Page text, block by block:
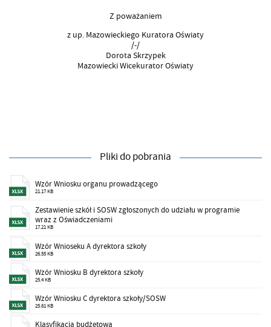
Z poważaniem
z up. Mazowieckiego Kuratora Oświaty
/-/
Dorota Skrzypek
Mazowiecki Wicekurator Oświaty
Pliki do pobrania
Wzór Wniosku organu prowadzącego
21.17 KB
Zestawienie szkół i SOSW zgłoszonych do udziału w programie
wraz z Oświadczeniami
17.21 KB
Wzór Wnioseku A dyrektora szkoły
26.55 KB
Wzór Wniosku B dyrektora szkoły
25.4 KB
Wzór Wniosku C dyrektora szkoły/SOSW
25.61 KB
Klasyfikacja budżetowa